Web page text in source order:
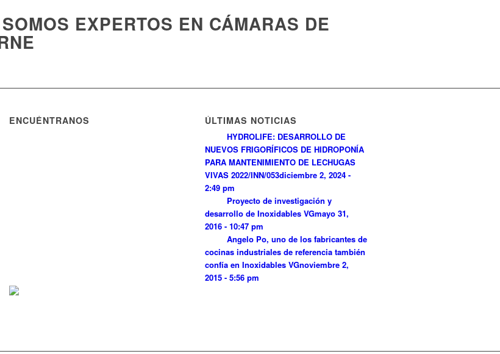
EXPERTOS EN CÁMARAS DE
ENCUÉNTRANOS ÚLTIMAS NOTICIAS
HYDROLIFE: DESARROLLO DE
NUEVOS FRIGORÍFICOS DE HIDROPONÍA
PARA MANTENIMIENTO DE LECHUGAS
VIVAS 2022/INN/053diciembre 2, 2024 -
2:49 pm
Proyecto de investigación y
desarrollo de Inoxidables VGmayo 31,
2016 - 10:47 pm
Angelo Po, uno de los fabricantes de
cocinas industriales de referencia también
confía en Inoxidables VGnoviembre 2,
2015 - 5:56 pm